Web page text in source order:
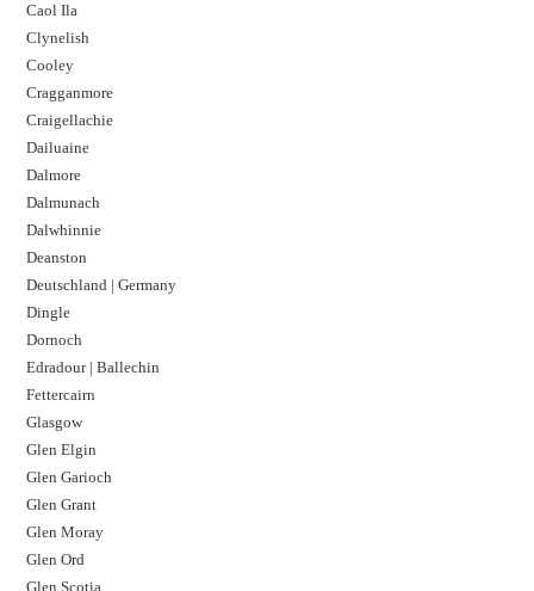
Caol Ila
Clynelish
Cooley
Cragganmore
Craigellachie
Dailuaine
Dalmore​
Dalmunach
Dalwhinnie
Deanston
Deutschland | Germany
Dingle
Dornoch
Edradour | Ballechin
Fettercairn
Glasgow
Glen Elgin
Glen Garioch
Glen Grant
Glen Moray
Glen Ord
Glen Scotia